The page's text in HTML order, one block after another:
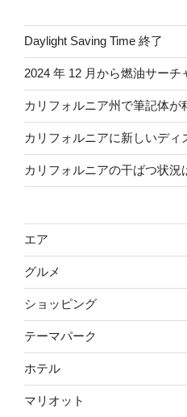
Daylight Saving Time 終了
2024 年 12 月から燃油サーチ
カリフォルニア州で筆記体が
カリフォルニアに新しいディ
カリフォルニアの干ばつ状況
エア
グルメ
ショッピング
テーマパーク
ホテル
マリオット